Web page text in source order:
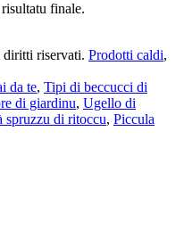
finale.
riservati. Prodotti caldi,
da te, Tipi di beccucci di
di giardinu, Ugello di
spruzzu di ritoccu, Piccula